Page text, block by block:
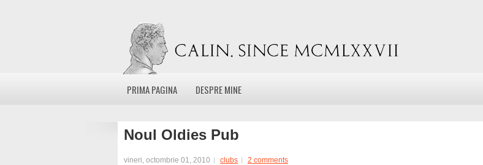
PRIMA PAGINA DESPRE MINE
Noul Oldies Pub
vineri, octombrie 01, 2010 clubs 2 comments